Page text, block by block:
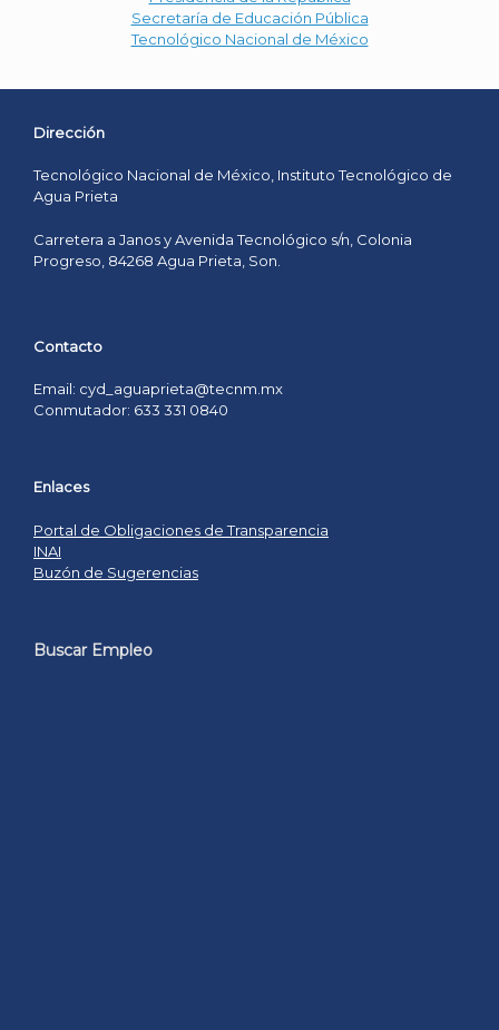
Secretaría de Educación Pública
Tecnológico Nacional de México
Dirección
Tecnológico Nacional de México, Instituto Tecnológico de
Agua Prieta
Carretera a Janos y Avenida Tecnológico s/n, Colonia
Progreso, 84268 Agua Prieta, Son.
Contacto
Email: cyd_aguaprieta@tecnm.mx
Conmutador: 633 331 0840
Enlaces
Portal de Obligaciones de Transparencia
INAI
Buzón de Sugerencias
Buscar Empleo